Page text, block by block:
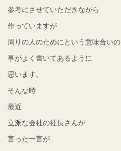
参考にさせていただきながら
作っていますが
周りの人のためにという意味合いの
事がよく書いてあるように
思います。
そんな時
最近
立派な会社の社長さんが
言った一言が